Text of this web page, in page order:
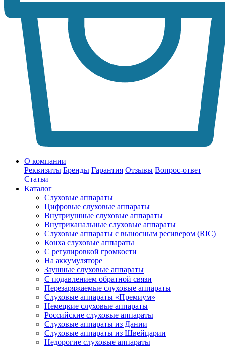
О компании
Реквизиты Бренды Гарантия Отзывы Вопрос-ответ
Статьи
Каталог
Слуховые аппараты
Цифровые слуховые аппараты
Внутриушные слуховые аппараты
Внутриканальные слуховые аппараты
Слуховые аппараты с выносным ресивером (RIC)
Конха слуховые аппараты
С регулировкой громкости
На аккумуляторе
Заушные слуховые аппараты
C подавлением обратной связи
Перезаряжаемые слуховые аппараты
Слуховые аппараты «Премиум»
Немецкие слуховые аппараты
Российские слуховые аппараты
Слуховые аппараты из Дании
Слуховые аппараты из Швейцарии
Недорогие слуховые аппараты